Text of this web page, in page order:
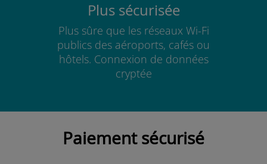
Plus sécurisée
Plus sûre que les réseaux Wi-Fi
publics des aéroports, cafés ou
hôtels. Connexion de données
cryptée
Paiement sécurisé